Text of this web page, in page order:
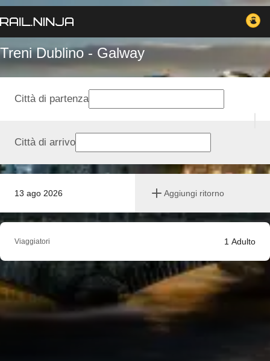
Treni Dublino - Galway
13 ago 2026 Aggiungi ritorno
Città di partenza
Città di arrivo
Viaggiatori 1 Adulto